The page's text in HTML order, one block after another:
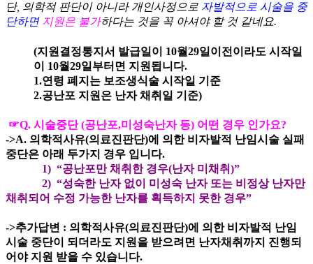
단, 의학적 판단이 아니라 개인사정으로 자발적으로 시술을 중
단하면 지원은 불가하다는 것을 꼭 아셔야 할 것 같네요.
(지원결정통지서 발급일이 10월29일이전이라도 시작일
이 10월29일부터면 지원됩니다.
1.연령 폐지는 보조생식술 시작일 기준
2.공난포 지원은 난자 채취일 기준)
☞Q. 시술중단 (공난포,미성숙난자 등) 어떤 경우 인가요?
->A. 의학적사유(의료진판단)에 의한 비자발적 난임시술 실패
중단은 아래 두가지 경우 입니다.
1) “공난포만 채취한 경우(난자 미채취)”
2) “성숙한 난자 없이 미성숙 난자 또는 비정상 난자만
채취되어 수정 가능한 난자를 획득하지 못한 경우”
->추가답변 : 의학적사유(의료진판단)에 의한 비자발적 난임
시술 중단이 되더라도 지원을 받으려면 난자채취까지 진행되
어야 지원 받을 수 있습니다.